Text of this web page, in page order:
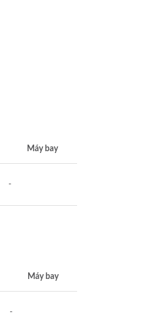
Máy bay
-
Máy bay
-